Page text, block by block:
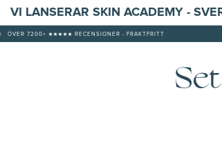
VI LANSERAR SKIN ACADEMY -
ÖVER 7200+ ★★★★★ RECENSIONER - FRAKTFRITT